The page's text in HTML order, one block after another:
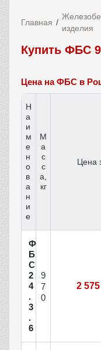
Главная
изделия
Купить ФБС
Цена на ФБС в
Н
а
и
м
е
н
о
в
а
н
и
е
М
а
с
с
а,
кг
Цена
Ф
Б
С
2
4
.
3
.
6
9
7
0
2